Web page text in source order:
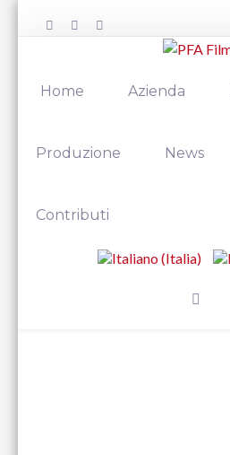
Home Azienda
Produzione News
Contributi